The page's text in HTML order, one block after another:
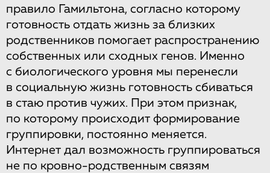
правило Гамильтона, согласно которому
готовность отдать жизнь за близких
родственников помогает распространению
собственных или сходных генов. Именно
с биологического уровня мы перенесли
в социальную жизнь готовность сбиваться
в стаю против чужих. При этом признак,
по которому происходит формирование
группировки, постоянно меняется.
Интернет дал возможность группироваться
не по кровно-родственным связям